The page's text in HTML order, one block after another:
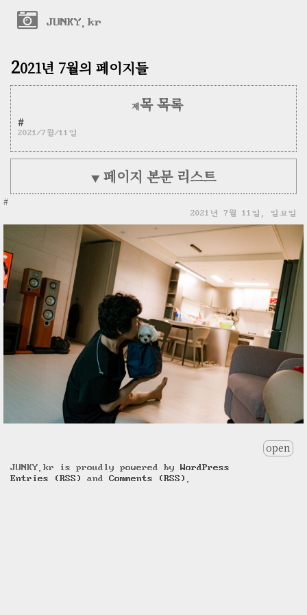
JUNKY.kr
2021년 7월의 페이지들
제목 목록
#
2021/7월/11일
▼ 페이지 본문 리스트
#
2021년 7월 11일, 일요일
open
JUNKY.kr is proudly powered by WordPress
Entries (RSS)
and Comments (RSS)